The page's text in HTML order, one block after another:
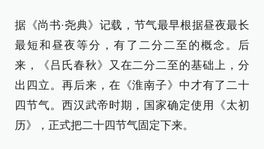
据《尚书·尧典》记载，节气最早根据昼夜最长
最短和昼夜等分，有了二分二至的概念。后
来，《吕氏春秋》又在二分二至的基础上，分
出四立。再后来，在《淮南子》中才有了二十
四节气。西汉武帝时期，国家确定使用《太初
历》，正式把二十四节气固定下来。